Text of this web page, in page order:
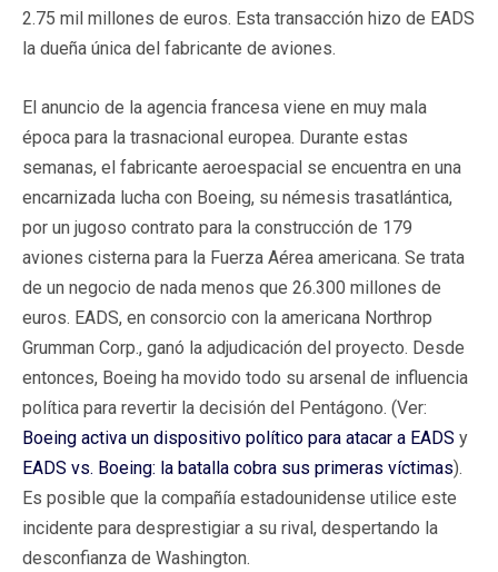
2.75 mil millones de euros. Esta transacción hizo de EADS
la dueña única del fabricante de aviones.
El anuncio de la agencia francesa viene en muy mala
época para la trasnacional europea. Durante estas
semanas, el fabricante aeroespacial se encuentra en una
encarnizada lucha con Boeing, su némesis trasatlántica,
por un jugoso contrato para la construcción de 179
aviones cisterna para la Fuerza Aérea americana. Se trata
de un negocio de nada menos que 26.300 millones de
euros. EADS, en consorcio con la americana Northrop
Grumman Corp., ganó la adjudicación del proyecto. Desde
entonces, Boeing ha movido todo su arsenal de influencia
política para revertir la decisión del Pentágono. (Ver:
Boeing activa un dispositivo político para atacar a EADS y
EADS vs. Boeing: la batalla cobra sus primeras víctimas).
Es posible que la compañía estadounidense utilice este
incidente para desprestigiar a su rival, despertando la
desconfianza de Washington.